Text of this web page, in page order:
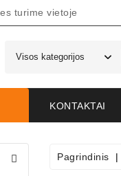
turime vietoje
KONTAKTAI
Pagrindinis